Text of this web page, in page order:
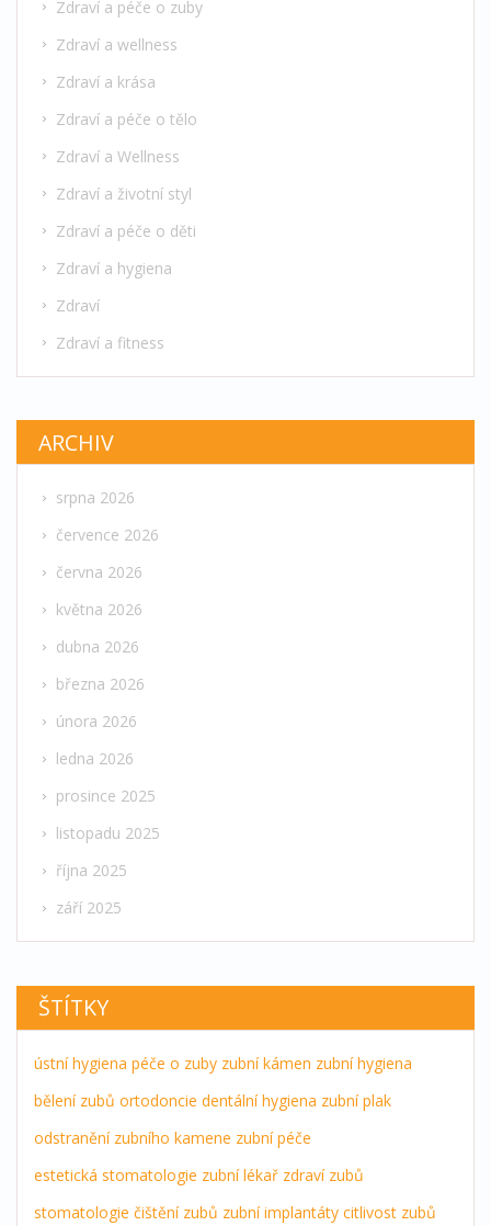
Zdraví a péče o zuby
Zdraví a wellness
Zdraví a krása
Zdraví a péče o tělo
Zdraví a Wellness
Zdraví a životní styl
Zdraví a péče o děti
Zdraví a hygiena
Zdraví
Zdraví a fitness
ARCHIV
srpna 2026
července 2026
června 2026
května 2026
dubna 2026
března 2026
února 2026
ledna 2026
prosince 2025
listopadu 2025
října 2025
září 2025
ŠTÍTKY
ústní hygiena péče o zuby zubní kámen zubní hygiena
bělení zubů ortodoncie dentální hygiena zubní plak
odstranění zubního kamene zubní péče
estetická stomatologie zubní lékař zdraví zubů
stomatologie čištění zubů zubní implantáty citlivost zubů